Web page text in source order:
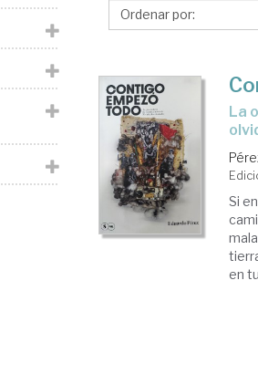
Eduardo
la otra historia de España a través de 30 episodios
Si
en